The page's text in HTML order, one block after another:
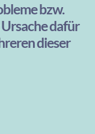
bzw.
dafür
dieser